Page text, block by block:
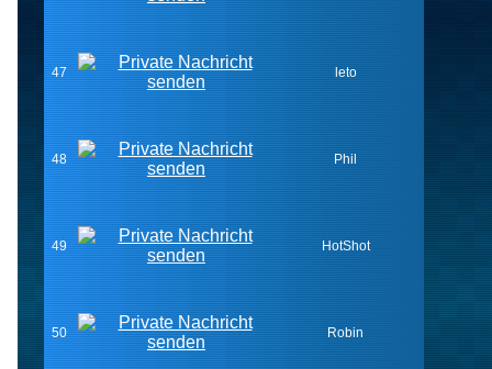
47 leto
48 Phil
49 HotShot
50 Robin